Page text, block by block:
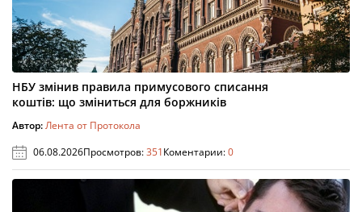
НБУ змінив правила примусового списання
коштів: що зміниться для боржників
Автор:Лента от Протокола
06.08.2026Просмотров:351Коментарии:0